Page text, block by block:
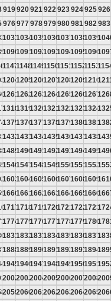
919920921 922 923924925926
976977978979980981 982 983
1033103410351036103710381039
1090109110921093109410951096
1147114811491150115111521153
1204120512061207120812091210
1261126212631264126512661267
1318131913201321132213231324
1375137613771378137913801381
1432143314341435143614371438
1489149014911492149314941495
1546154715481549155015511552
1603160416051606160716081609
1660166116621663166416651666
1717171817191720172117221723
1774177517761777177817791780
1831183218331834183518361837
1888188918901891189218931894
1945194619471948194919501951
2002200320042005200620072008
2059206020612062206320642065